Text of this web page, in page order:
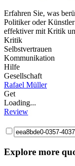
Erfahren Sie, was
Politiker oder
effektiver mit Kritik
Kritik
Selbstvertrauen
Kommunikation
Hilfe
Gesellschaft
Rafael Müller
Get
Loading...
Review
Explore more